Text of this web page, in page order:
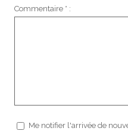
Commentaire * :
Me notifier l'arrivée de